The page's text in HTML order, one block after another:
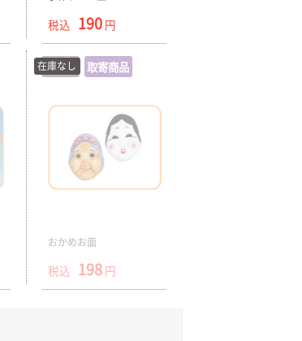
税込 190 円
在庫切 取寄商品
おかめお面
税込 198 円
在庫なし